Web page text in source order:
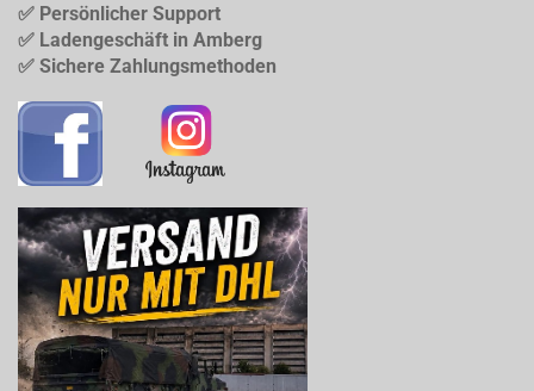
✅ Persönlicher Support
✅ Ladengeschäft in Amberg
✅ Sichere Zahlungsmethoden